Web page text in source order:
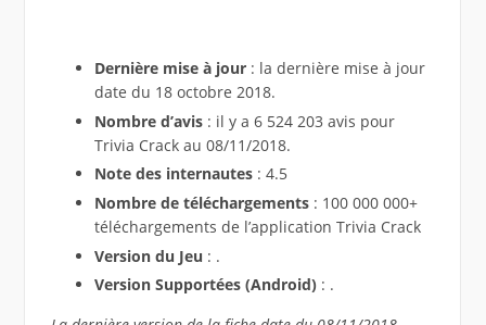
Dernière mise à jour: la dernière mise à jour
date du 18 octobre 2018.
Nombre d’avis: il y a 6 524 203 avis pour
Trivia Crack au 08/11/2018.
Note des internautes: 4.5
Nombre de téléchargements : 100 000 000+
téléchargements de l’application Trivia Crack
Version du Jeu : .
Version Supportées (Android): .